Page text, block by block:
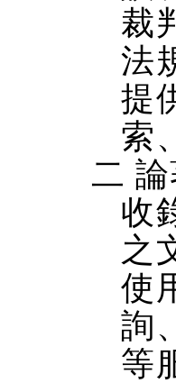
裁
法
提
索
二
收
之
使
詢
等